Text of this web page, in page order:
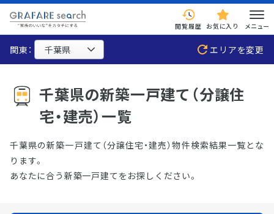
閲覧履歴 お気に入り メニュー
関東： エリアを変更
千葉県の新築一戸建て（分譲住
宅・建売）一覧
千葉県の新築一戸建て（分譲住宅・建売）物件検索結果一覧とな
ります。
あなたに合う新築一戸建てをお探しください。